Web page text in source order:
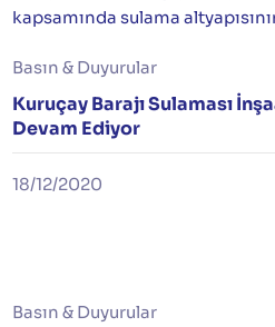
Basın & Duyurular
Kuruçay Barajı Sulaması
Devam Ediyor
18/12/2020
Basın & Duyurular